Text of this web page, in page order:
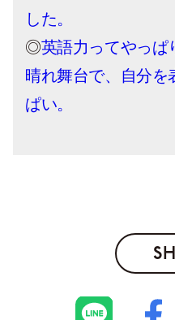
した。
◎英語力ってやっぱ
晴れ舞台で、自分を
ぱい。